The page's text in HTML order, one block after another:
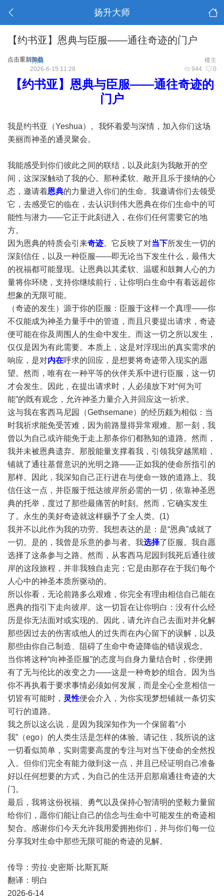
扬升大师
【约书亚】恩典与臣服——通往奇迹的门户
点击重新加载 楼主
明曲
944 0
2026-6-15 11:28
【约书亚】恩典与臣服——通往奇迹的
门户
我是约书亚（Yeshua）。我怀着爱与深情，加入你们这场
美丽而神圣的通灵聚会。
我能感受到你们彼此之间的联结，以及此刻为我敞开的空
间，这深深触动了我的心。那种柔软、敞开且乐于接纳的心
态，邀请着恩典的力量进入你们的生命。我邀请你们去领受
它，去感受它的临在，去认识到伟大恩典在你们生命中的可
能性与潜力——它正于此刻进入，在你们任何需要它的地
方。
因为恩典的特质会引来奇迹。它反映了对当下所发生一切的
深刻信任，以及一种臣服——即无论当下发生什么，最伟大
的祝福都可能显现。让恩典以其柔软、温暖和鼓舞人心的力
量将你环绕，支持你继续前行，让你明白生命中有着远超你
想象的无限可能。
（奇迹的发生）源于你的臣服：臣服于这样一个真理——你
不仅能成为神圣力量手中的管道，而且只要提出请求，奇迹
便可能在你及周围人的生命中发生。而这一切之所以发生，
仅仅是因为有此需要。本质上，这是对浮现出的真实需求的
响应，是对内在呼求的回应，是想要将奇迹带入现实的愿
望。然而，唯有在一种平等的伙伴关系中进行臣服，这一切
才会发生。因此，在提出请求时，人必须放下对“何为可
能”的既有观念，允许神圣力量介入并回应这一祈求。
这与我在客西马尼园（Gethsemane）的经历颇为相似：当
时我祈求能免受苦难，因为前路显得异常艰难。那一刻，我
曾以为自己或许能免于走上那条你们都熟知的道路。然而，
我并未被恩典遗弃。那股能量支撑着我，引领我穿越黑暗，
铺就了通往基督意识的光明之路——正如我的使命所指引的
那样。因此，我深知自己正行进在与使命一致的道路上。我
信任这一点，并臣服于抵达彼岸所必需的一切，依靠神圣恩
典的托举，度过了那些最痛苦的时刻。然而，它确实发生
了。永生的美好奇迹就这样赐予了全人类。(1)
我并不以此作为我的功劳。我想表达的是：是“恩典”成就了
一切。是的，我曾是乐意的参与者。我选择了臣服。我自愿
选择了这条参与之路。然而，从客西马尼园到我死后通往彼
岸的这段旅程，并非我独自走完；它是由那存在于我们每个
人心中的神圣本质所驱动的。
所以你看，无论前路多么艰难，你完全有理由相信自己能在
恩典的指引下走向彼岸。这一切旨在让你明白：没有什么经
历是你无法面对或实现的。因此，请允许自己去面对并化解
那些因过去的伤害或他人的过失而在内心留下的误解，以及
那些由你自己制造、阻碍了生命中奇迹降临的错误观念。
当你将这种“向神圣臣服”的态度与自身力量结合时，你便拥
有了无与伦比的改变之力——这是一种奇妙的组合。因为当
你不再执着于要求事情必须如何发展，而是全心全意相信一
切皆有可能时， 灵性便会介入，为你实现梦想铺就一条切实
可行的道路。
我之所以这么说，是因为我深知作为一个保留着“小
我”（ego）的人类生活是怎样的体验。请记住，我所说的这
一切看似简单，实则需要高度的专注与对当下使命的全然投
入。但你们完全有能力做到这一点，并且已经证明自己准备
好以任何想要的方式，为自己的生活开启那扇通往奇迹的大
门。
最后，我将这份祝福、勇气以及保持心智清明的坚毅力量留
给你们，愿你们能让自己的信念与生命中可能发生的奇迹相
契合。感谢你们今天允许我用爱拥抱你们，并与你们每一位
分享我对生命中那些无限可能的奇迹的见解。
传导：劳拉·史密斯·比斯瓦斯
翻译：明白
2026-6-14